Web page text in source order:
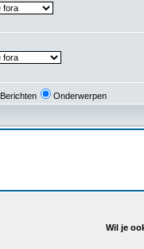
Berichten Onderwerpen
Wil je